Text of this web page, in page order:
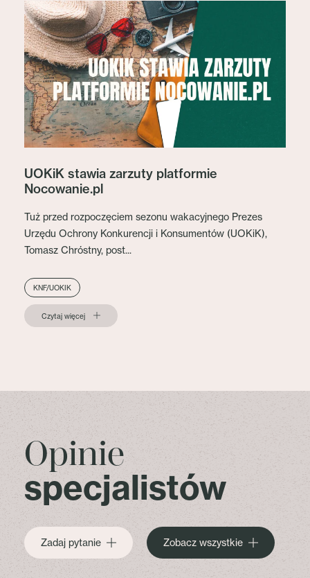
UOKiK stawia zarzuty platformie
Nocowanie.pl
Tuż przed rozpoczęciem sezonu wakacyjnego Prezes
Urzędu Ochrony Konkurencji i Konsumentów (UOKiK),
Tomasz Chróstny, post...
KNF/UOKIK
Czytaj więcej
Opinie
specjalistów
Zadaj pytanie Zobacz wszystkie